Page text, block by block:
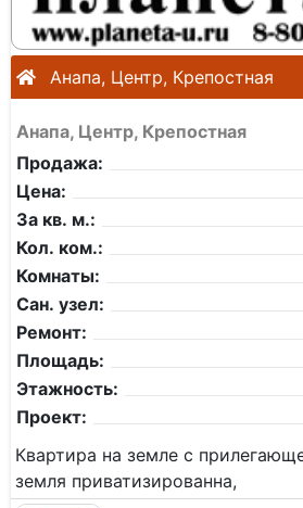
Анапа, Центр, Крепостная
Анапа, Центр, Крепостная
Продажа:
Цена:
За кв. м.:
Кол. ком.:
Комнаты:
Сан. узел:
Ремонт:
Площадь:
Этажность:
Проект:
Квартира на земле с
земля приватизированна,